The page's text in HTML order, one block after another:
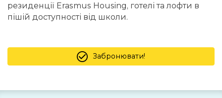
резиденції Erasmus Housing, готелі та лофти в
пішій доступності від школи.
Забронювати!